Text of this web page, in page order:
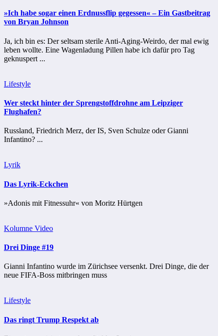
»Ich habe sogar einen Erdnussflip gegessen« – Ein Gastbeitrag
von Bryan Johnson
Ja, ich bin es: Der seltsam sterile Anti-Aging-Weirdo, der mal ewig
leben wollte. Eine Wagenladung Pillen habe ich dafür pro Tag
geknuspert ...
Lifestyle
Wer steckt hinter der Sprengstoffdrohne am Leipziger
Flughafen?
Russland, Friedrich Merz, der IS, Sven Schulze oder Gianni
Infantino? ...
Lyrik
Das Lyrik-Eckchen
»Adonis mit Fitnessuhr« von Moritz Hürtgen
Kolumne Video
Drei Dinge #19
Gianni Infantino wurde im Zürichsee versenkt. Drei Dinge, die der
neue FIFA-Boss mitbringen muss
Lifestyle
Das ringt Trump Respekt ab